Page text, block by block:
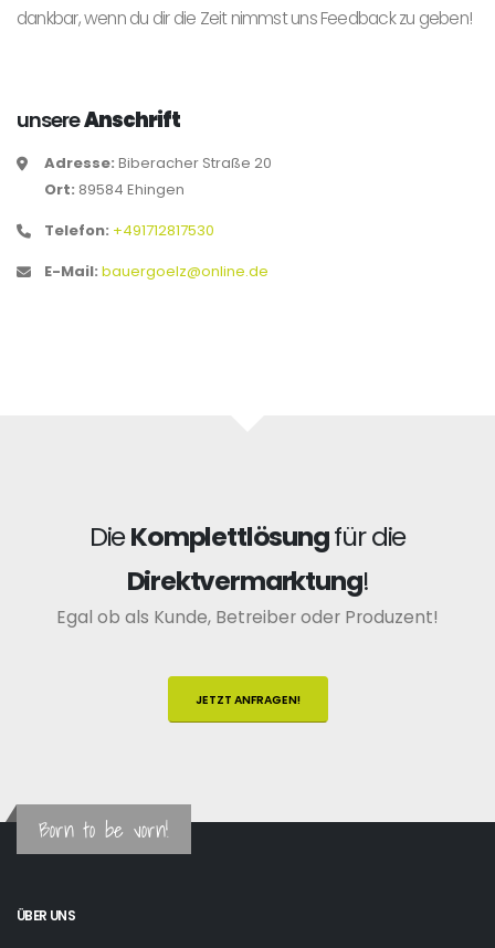
dankbar, wenn du dir die Zeit nimmst uns Feedback zu geben!
unsereAnschrift
Adresse: Biberacher Straße 20
Ort: 89584 Ehingen
Telefon: +491712817530
E-Mail: bauergoelz@online.de
DieKomplettlösungfür die
Direktvermarktung!
Egal ob als Kunde, Betreiber oder Produzent!
JETZT ANFRAGEN!
Born to be vorn!
ÜBER UNS